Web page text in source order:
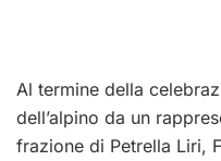
Al termine della
dell’alpino da un
frazione di Petrella Liri,